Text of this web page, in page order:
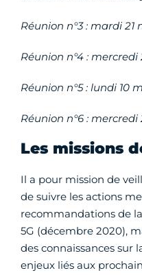
Réunion n°3 : mardi 21
Réunion n°4 : mercredi
Réunion n°5 : lundi 10
Réunion n°6 : mercredi
Les missions
Il a pour mission de
de suivre les actions
recommandations de
5G (décembre 2020),
des connaissances sur
enjeux liés aux